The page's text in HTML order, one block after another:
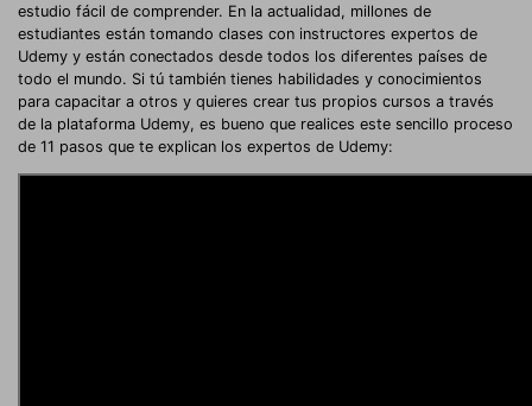
estudio fácil de comprender. En la actualidad, millones de
estudiantes están tomando clases con instructores expertos de
Udemy y están conectados desde todos los diferentes países de
todo el mundo. Si tú también tienes habilidades y conocimientos
para capacitar a otros y quieres crear tus propios cursos a través
de la plataforma Udemy, es bueno que realices este sencillo proceso
de 11 pasos que te explican los expertos de Udemy: